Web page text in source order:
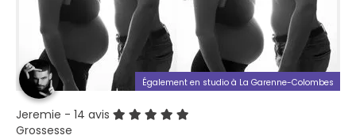
Également en studio à La Garenne-Colombes
Jeremie - 14 avis
Grossesse